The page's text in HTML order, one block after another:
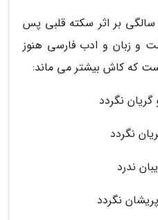
تیر 1350، مشخص در 57 سالگی بر اثر سکته قلبی پس
و زبان و ادب فارسی هنوز
که کاش بیشتر می ماند:
نگردد
نگردد
ندرد
نگردد